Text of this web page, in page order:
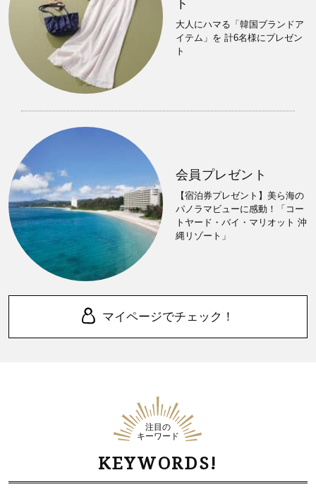
ト
大人にハマる「韓国ブランドア
イテム」を 計6名様にプレゼン
ト
会員プレゼント
【宿泊券プレゼント】美ら海の
パノラマビューに感動！「コー
トヤード・バイ・マリオット 沖
縄リゾート」
マイページでチェック！
注目の
キーワード
KEYWORDS!